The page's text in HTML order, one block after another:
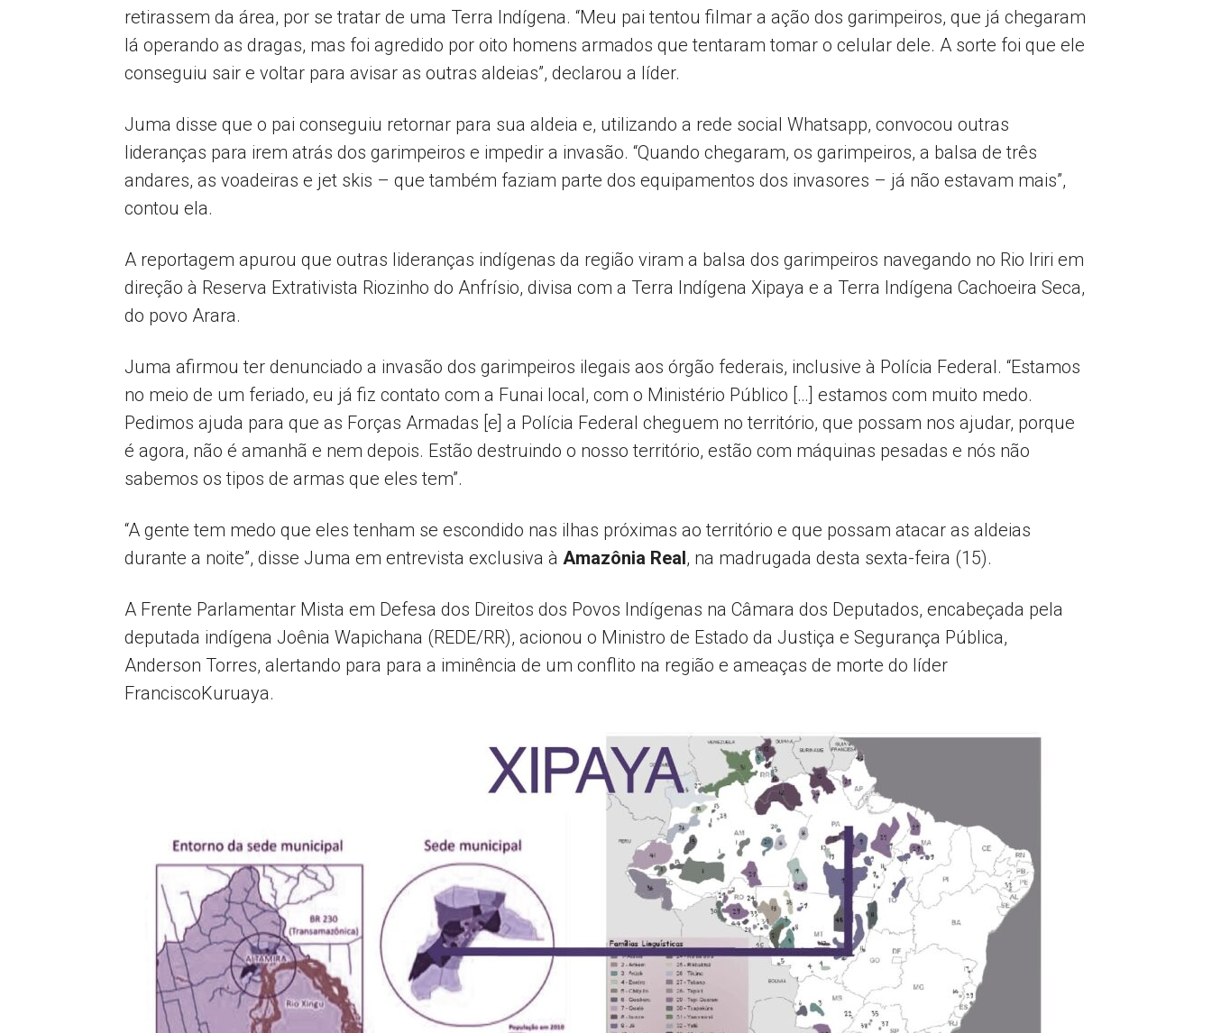
AL
retirassem da área, por se tratar de uma Terra Indígena. “Meu pai tentou filmar a ação dos garimpeiros, que já chegaram
lá operando as dragas, mas foi agredido por oito homens armados que tentaram tomar o celular dele. A sorte foi que ele
conseguiu sair e voltar para avisar as outras aldeias”, declarou a líder.
Juma disse que o pai conseguiu retornar para sua aldeia e, utilizando a rede social Whatsapp, convocou outras
lideranças para irem atrás dos garimpeiros e impedir a invasão. “Quando chegaram, os garimpeiros, a balsa de três
andares, as voadeiras e jet skis – que também faziam parte dos equipamentos dos invasores – já não estavam mais”,
contou ela.
A reportagem apurou que outras lideranças indígenas da região viram a balsa dos garimpeiros navegando no Rio Iriri em
direção à Reserva Extrativista Riozinho do Anfrísio, divisa com a Terra Indígena Xipaya e a Terra Indígena Cachoeira Seca,
do povo Arara.
Juma afirmou ter denunciado a invasão dos garimpeiros ilegais aos órgão federais, inclusive à Polícia Federal. “Estamos
no meio de um feriado, eu já fiz contato com a Funai local, com o Ministério Público […] estamos com muito medo.
Pedimos ajuda para que as Forças Armadas [e] a Polícia Federal cheguem no território, que possam nos ajudar, porque
é agora, não é amanhã e nem depois. Estão destruindo o nosso território, estão com máquinas pesadas e nós não
sabemos os tipos de armas que eles tem”.
“A gente tem medo que eles tenham se escondido nas ilhas próximas ao território e que possam atacar as aldeias
durante a noite”, disse Juma em entrevista exclusiva à Amazônia Real, na madrugada desta sexta-feira (15).
A Frente Parlamentar Mista em Defesa dos Direitos dos Povos Indígenas na Câmara dos Deputados, encabeçada pela
deputada indígena Joênia Wapichana (REDE/RR), acionou o Ministro de Estado da Justiça e Segurança Pública,
Anderson Torres, alertando para para a iminência de um conflito na região e ameaças de morte do líder
FranciscoKuruaya.